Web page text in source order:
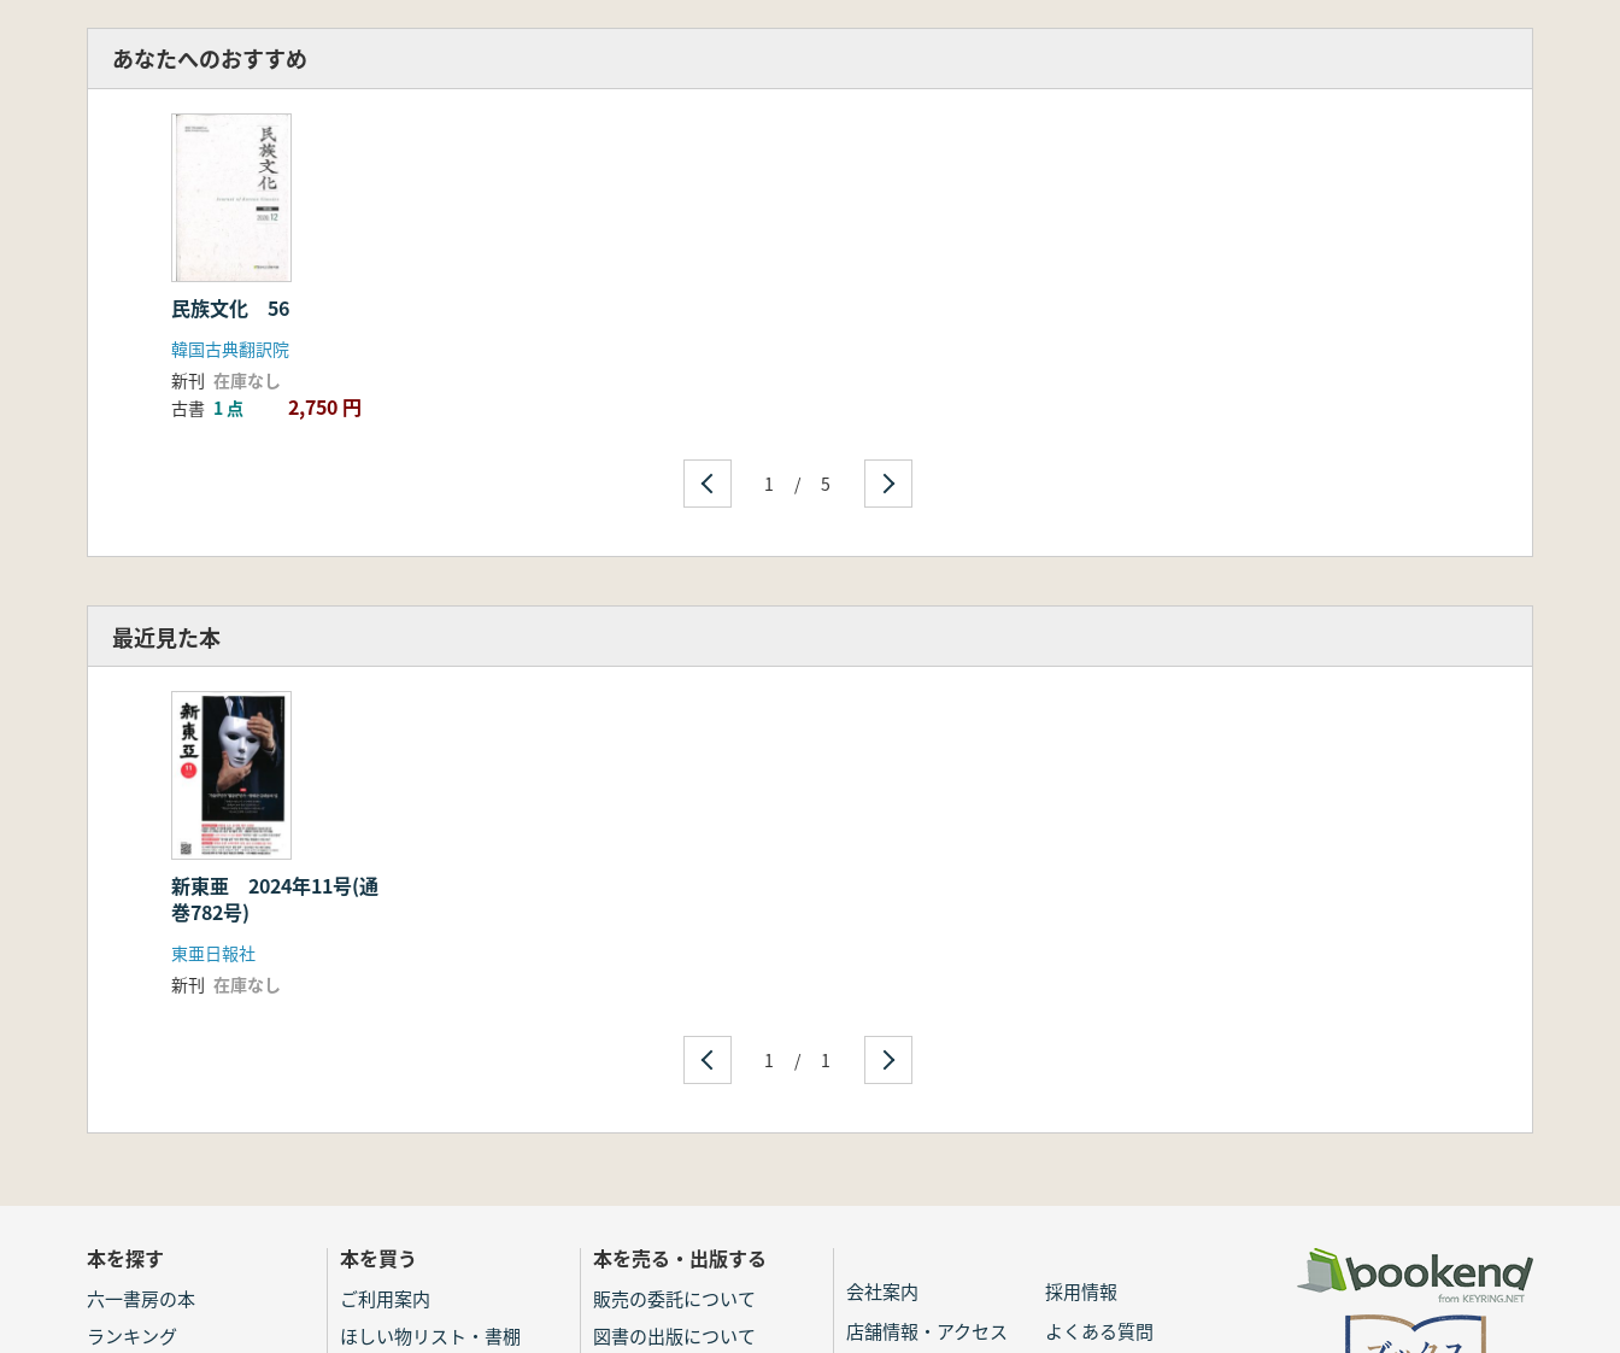
あなたへのおすすめ
民族文化 56
韓国古典翻訳院
新刊 在庫なし
古書 1 点 2,750 円
1 / 5
最近見た本
新東亜 2024年11号(通
巻782号)
東亜日報社
新刊 在庫なし
1 / 1
本を探す
六一書房の本
ランキング
本を買う
ご利用案内
ほしい物リスト・書棚
本を売る・出版する
販売の委託について
図書の出版について
会社案内
採用情報
店舗情報・アクセス
よくある質問